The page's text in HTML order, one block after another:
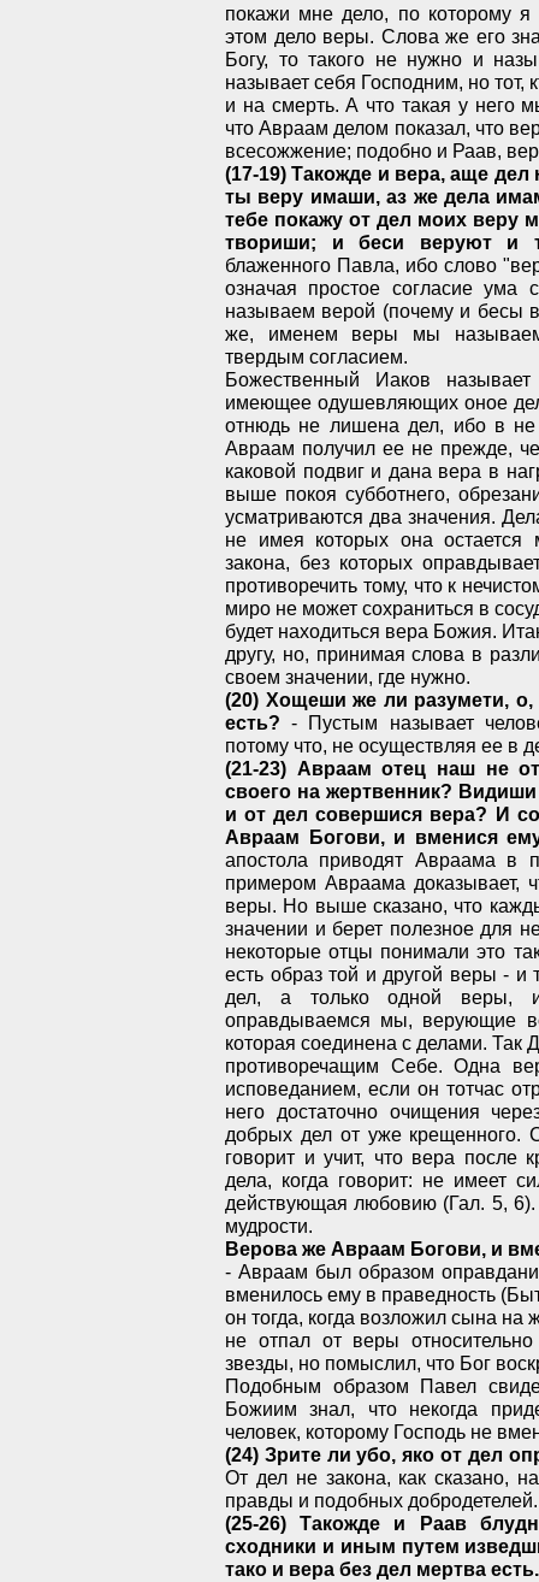
покажи мне дело, по которому
этом дело веры. Слова же его
Богу, то такого не нужно и
называет себя Господним, но тот,
и на смерть. А что такая у него
что Авраам делом показал, что
всесожжение; подобно и Раав,
(17-19) Такожде и вера, аще дел
ты веру имаши, аз же дела
тебе покажу от дел моих веру
твориши; и беси веруют и
блаженного Павла, ибо слово
означая простое согласие
называем верой (почему и бесы
же, именем веры мы называем
твердым согласием.
Божественный Иаков
имеющее одушевляющих оное
отнюдь не лишена дел, ибо в
Авраам получил ее не прежде,
каковой подвиг и дана вера в
выше покоя субботнего,
усматриваются два значения.
не имея которых она
закона, без которых
противоречить тому, что к
миро не может сохраниться в
будет находиться вера Божия.
другу, но, принимая слова в
своем значении, где нужно.
(20) Хощеши же ли разумети, о,
есть?- Пустым называет
потому что, не осуществляя ее в
(21-23) Авраам отец наш не
своего на жертвенник?
и от дел совершися вера? И
Авраам Богови, и вменися
апостола приводят Авраама в
примером Авраама доказывает,
веры. Но выше сказано, что
значении и берет полезное для
некоторые отцы понимали это
есть образ той и другой веры - и
дел, а только одной веры,
оправдываемся мы, верующие
которая соединена с делами. Так
противоречащим Себе. Одна
исповеданием, если он тотчас
него достаточно очищения
добрых дел от уже крещенного.
говорит и учит, что вера после
дела, когда говорит: не имеет
действующая любовию (Гал. 5,
мудрости.
Верова же Авраам Богови, и
- Авраам был образом
вменилось ему в праведность
он тогда, когда возложил сына на
не отпал от веры
звезды, но помыслил, что Бог
Подобным образом Павел
Божиим знал, что некогда
человек, которому Господь не
(24) Зрите ли убо, яко от дел
От дел не закона, как сказано,
правды и подобных добродетелей.
(25-26) Такожде и Раав
сходники и иным путем
тако и вера без дел мертва есть.